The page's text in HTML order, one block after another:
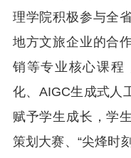
理学院积极参与全
地方文旅企业的合
销等专业核心课程
化、AIGC生成式人
赋予学生成长，学
策划大赛、“尖烽时